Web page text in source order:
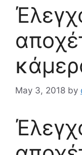
May 3, 2018 by